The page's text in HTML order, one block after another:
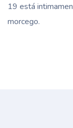
19 está
morcego.